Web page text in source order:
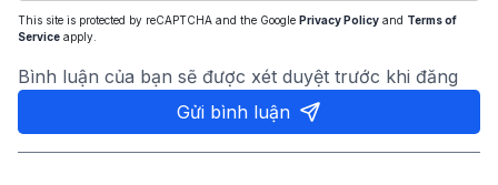
This site is protected by reCAPTCHA and the Google Privacy Policy and Terms of
Service apply.
Bình luận của bạn sẽ được xét duyệt trước khi đăng
Gửi bình luận